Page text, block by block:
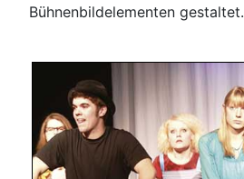
Bühnenbildelementen gestaltet.